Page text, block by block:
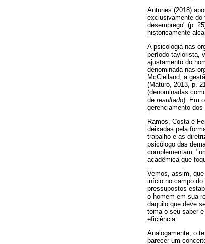
Antunes (2018)
exclusivamente do
desemprego" (p.
historicamente
A psicologia nas
período taylorista,
ajustamento do
denominada nas
McClelland, a
(Maturo, 2013, p.
(denominadas
de resultado). Em
gerenciamento
Ramos, Costa e
deixadas pela
trabalho e as
psicólogo das
complementam:
acadêmica que
Vemos, assim,
início no campo
pressupostos
o homem em sua
daquilo que deve
toma o seu saber
eficiência.
Analogamente, o
parecer um